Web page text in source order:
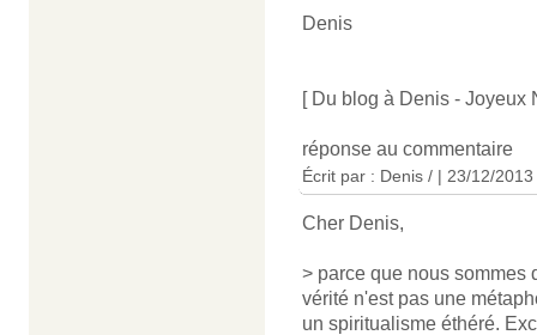
Denis
[ Du blog à Denis - Joyeux
réponse au commentaire
Écrit par : Denis / | 23/12/2013
Cher Denis,
> parce que nous sommes
vérité n'est pas une
un spiritualisme éthéré.